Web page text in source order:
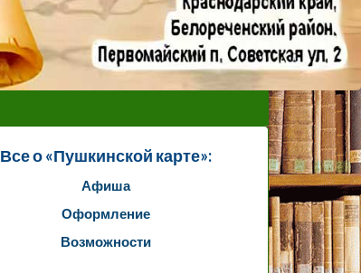
Все о «Пушкинской карте»:
Афиша
Оформление
Возможности